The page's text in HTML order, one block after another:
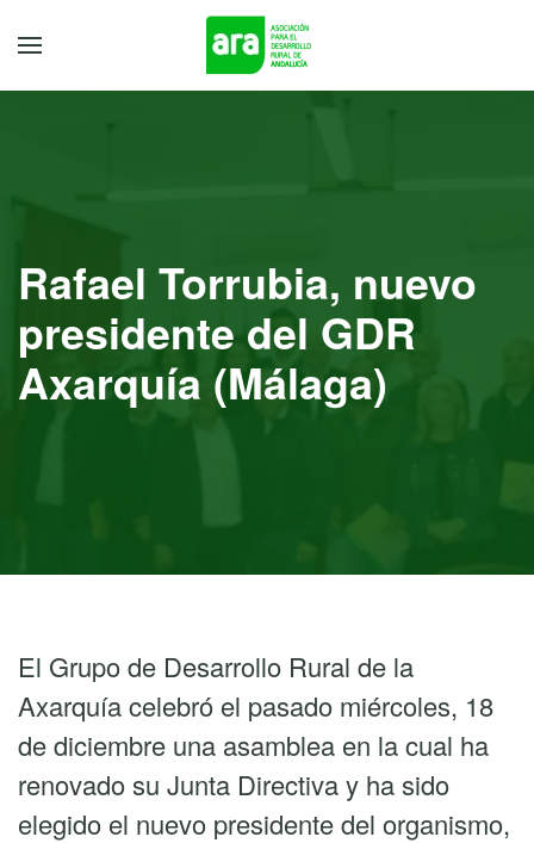
Rafael Torrubia, nuevo
presidente del GDR
Axarquía (Málaga)
El Grupo de Desarrollo Rural de la
Axarquía celebró el pasado miércoles, 18
de diciembre una asamblea en la cual ha
renovado su Junta Directiva y ha sido
elegido el nuevo presidente del organismo,